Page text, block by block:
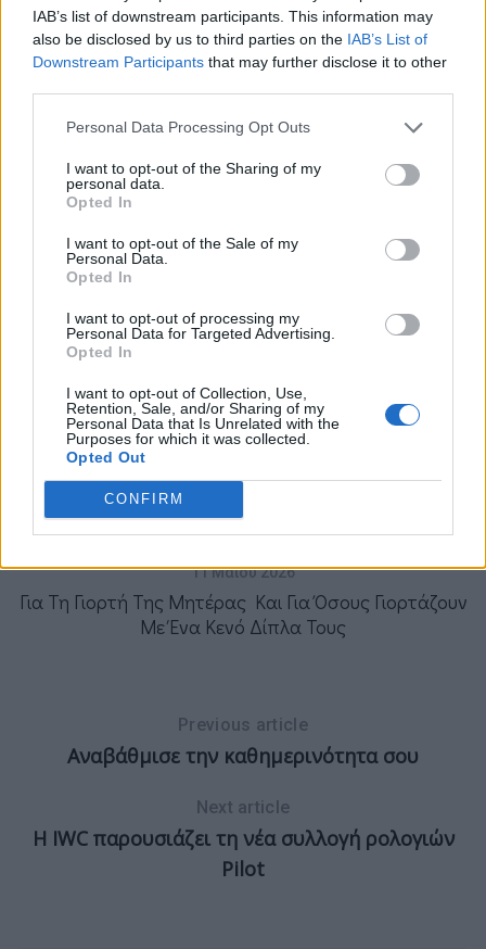
IAB’s list of downstream participants. This information may
also be disclosed by us to third parties on the IAB’s List of
Downstream Participants that may further disclose it to other
Personal Data Processing Opt Outs
I want to opt-out of the Sharing of my
personal data.
Opted In
I want to opt-out of the Sale of my
Personal Data.
Opted In
I want to opt-out of processing my
Personal Data for Targeted Advertising.
Opted In
I want to opt-out of Collection, Use,
Retention, Sale, and/or Sharing of my
Personal Data that Is Unrelated with the
Purposes for which it was collected.
Opted Out
CONFIRM
You may also like
11 Μαΐου 2026
Για Τη Γιορτή Της Μητέρας Και Για Όσους Γιορτάζουν
Με Ένα Κενό Δίπλα Τους
Previous article
Αναβάθμισε την καθημερινότητα σου
Next article
H IWC παρουσιάζει τη νέα συλλογή ρολογιών
Pilot